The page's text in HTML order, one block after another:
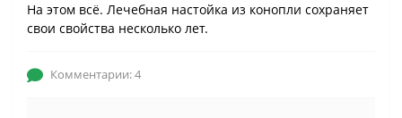
На этом всё. Лечебная настойка из конопли сохраняет
свои свойства несколько лет.
Комментарии: 4